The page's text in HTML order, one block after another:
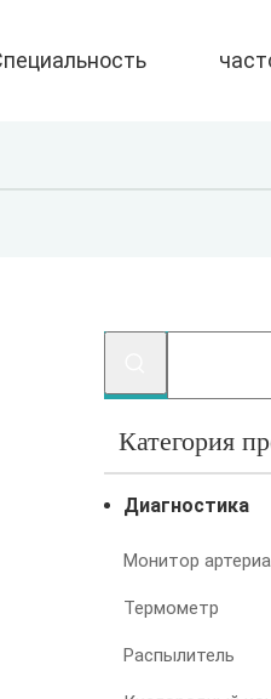
Категория
Диагностика
Монитор
Термометр
Распылитель